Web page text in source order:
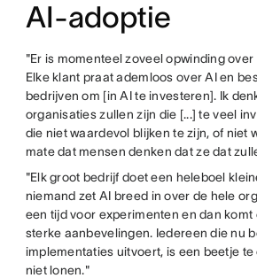
AI-adoptie
"Er is momenteel zoveel opwinding
Elke klant praat ademloos over AI en
bedrijven om [in AI te investeren]. Ik
organisaties zullen zijn die [...] te veel
die niet waardevol blijken te zijn, of niet
mate dat mensen denken dat ze dat
"Elk groot bedrijf doet een heleboel
niemand zet AI breed in over de hele
een tijd voor experimenten en dan komt
sterke aanbevelingen. Iedereen die nu
implementaties uitvoert, is een beetje
niet lonen."